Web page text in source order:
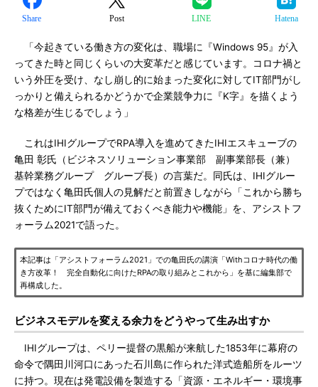
Share Post LINE Hatena
「今起きている働き方の変化は、職場に『Windows 95』が入
ってきた時と同じくらいの大変革だと感じています。コロナ禍と
いう外圧を受け、なし崩し的に始まった変化に対してIT部門がし
っかりと備えられるかどうかで企業競争力に『K字』を描くよう
な格差が生じるでしょう」
これはIHIグループでRPA導入を進めてきたIHIエスキューブの
亀田 彰氏（ビジネスソリューション事業部 副事業部長（兼）
基幹業務グループ グループ長）の言葉だ。同氏は、IHIグルー
プではなく亀田氏個人の見解だと前置きしながら「これから勝ち
抜くためにIT部門が備えておくべき能力や機能」を、アシストフ
ォーラム2021で語った。
本記事は「アシストフォーラム2021」での亀田氏の講演「Withコロナ時代の働
き方改革！ 完全自動化に向けたRPAの取り組みとこれから」を基に編集部で
再構成した。
ビジネスモデルを変える余力をどうやって生み出すか
IHIグループは、ペリー提督の黒船が来航した1853年に幕府の
命令で隅田川河口にあった石川島に作られた洋式造船所をルーツ
に持つ。現在は発電設備を製造する「資源・エネルギー・環境事